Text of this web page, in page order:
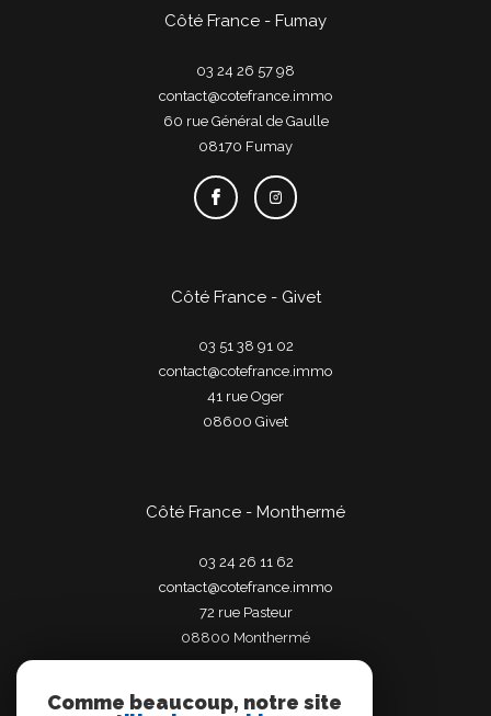
Côté France - Fumay
03 24 26 57 98
contact@cotefrance.immo
60 rue Général de Gaulle
08170
fumay
Côté France - Givet
03 51 38 91 02
contact@cotefrance.immo
41 rue Oger
08600
givet
Côté France - Monthermé
03 24 26 11 62
contact@cotefrance.immo
72 rue Pasteur
08800
monthermé
Comme beaucoup, notre site